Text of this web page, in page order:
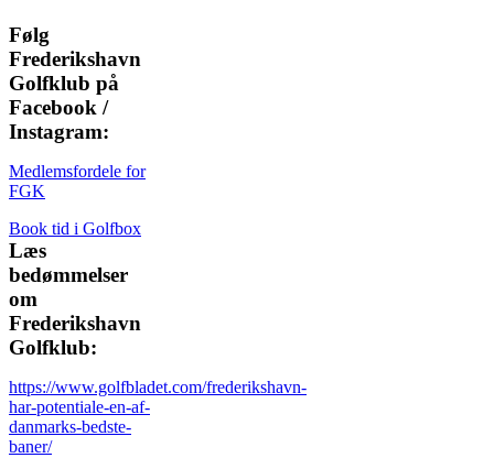
Følg
Frederikshavn
Golfklub på
Facebook /
Instagram:
Medlemsfordele for
FGK
Book tid i Golfbox
Læs
bedømmelser
om
Frederikshavn
Golfklub:
https://www.golfbladet.com/frederikshavn-
har-potentiale-en-af-
danmarks-bedste-
baner/